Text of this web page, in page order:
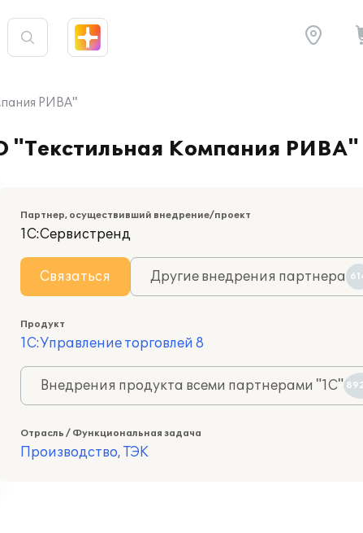
РИВА"
"Текстильная Компания РИВА"
Партнер, осуществивший внедрение/проект
1С:Сервистренд
Связаться Другие внедрения партнера
Продукт
1С:Управление торговлей 8
Внедрения продукта всеми партнерами "1С"
Отрасль / Функциональная задача
Производство, ТЭК